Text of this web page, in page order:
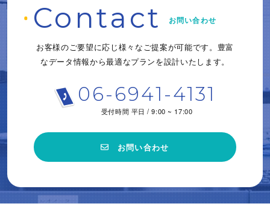
Co ntact お問い合わせ
お客様のご要望に応じ様々なご提案が可能です。 豊富
なデータ情報から最適なプランを設計いたします。
06-6941-4131
受付時間 平日 / 9:00 ~ 17:00
お問い合わせ